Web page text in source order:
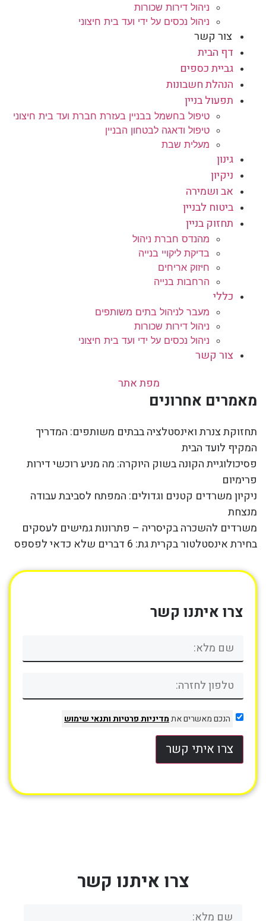
ניהול דירות שכורות
ניהול נכסים על ידי ועד בית חיצוני
צור קשר
דף הבית
גביית כספים
הנהלת חשבונות
תפעול בניין
טיפול בחשמל בבניין בעזרת חברת ועד בית חיצוני
טיפול ודאגה לבטחון הבניין
מעלית שבת
גינון
ניקיון
אב ושמירה
ביטוח לבניין
תחזוק בניין
מהנדס חברת ניהול
בדיקת ליקויי בנייה
חיזוק אריחים
הרחבות בנייה
כללי
מעבר לניהול בתים משותפים
ניהול דירות שכורות
ניהול נכסים על ידי ועד בית חיצוני
צור קשר
מפת אתר
מאמרים אחרונים
תחזוקת צנרת ואינסטלציה בבתים משותפים: המדריך
המקיף לועד הבית
פסיכולוגיית הקונה בשוק היוקרה: מה מניע רוכשי דירות
פרימיום
ניקיון משרדים קטנים וגדולים: המפתח לסביבת עבודה
מנצחת
משרדים להשכרה בקיסריה – פתרונות גמישים לעסקים
בחירת אינסטלטור בקרית גת: 6 דברים שלא כדאי לפספס
צרו איתנו קשר
הנכם מאשרים אתמדיניות פרטיותותנאי שימוש
צרו איתי קשר
צרו איתנו קשר